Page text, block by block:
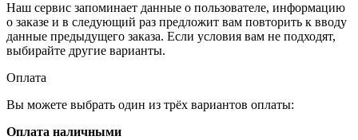
Наш сервис запоминает данные о пользователе, информацию
о заказе и в следующий раз предложит вам повторить к вводу
данные предыдущего заказа. Если условия вам не подходят,
выбирайте другие варианты.
Оплата
Вы можете выбрать один из трёх вариантов оплаты:
Оплата наличными